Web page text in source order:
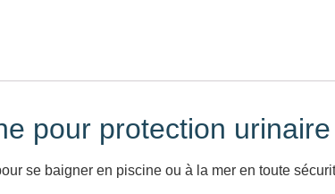
pour protection urinaire
se baigner en piscine ou à la mer en toute